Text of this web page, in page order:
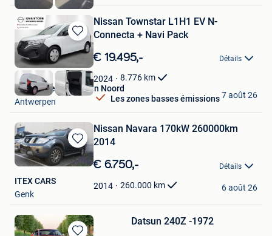
Sauvegarder
dans
Favoris
Nissan Townstar L1H1 EV N-
Connecta + Navi Pack
€ 19.495,- Détails
2024 8.776 km
Les zones basses émissions
GMS Store Antwerpen Noord
Antwerpen
7 août 26
Sauvegarder
dans
Nissan Navara 170kW 260000km
2014
€ 6.750,- Détails
2014 260.000 km
ITEX CARS
Genk
6 août 26
Datsun 240Z -1972